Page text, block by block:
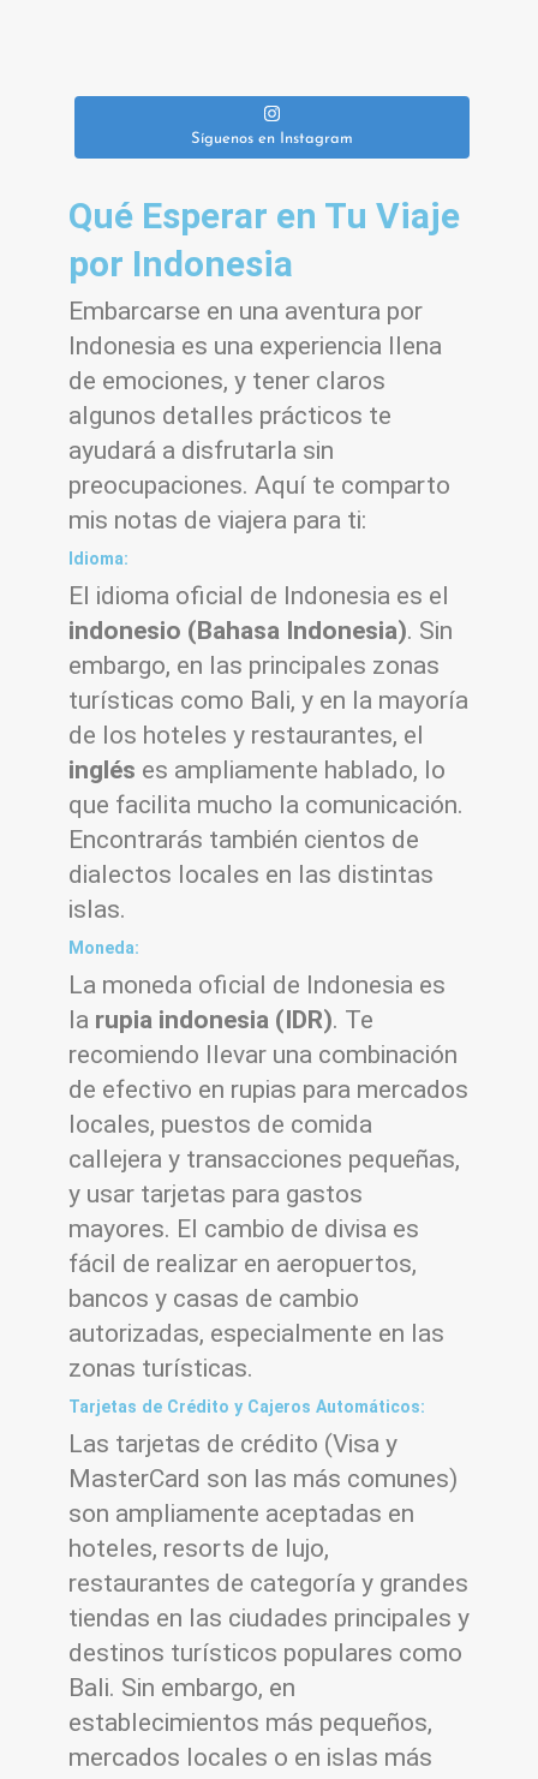
Síguenos en Instagram
Qué Esperar en Tu Viaje
por Indonesia
Embarcarse en una aventura por
Indonesia es una experiencia llena
de emociones, y tener claros
algunos detalles prácticos te
ayudará a disfrutarla sin
preocupaciones. Aquí te comparto
mis notas de viajera para ti:
Idioma:
El idioma oficial de Indonesia es el
indonesio (Bahasa Indonesia). Sin
embargo, en las principales zonas
turísticas como Bali, y en la mayoría
de los hoteles y restaurantes, el
inglés es ampliamente hablado, lo
que facilita mucho la comunicación.
Encontrarás también cientos de
dialectos locales en las distintas
islas.
Moneda:
La moneda oficial de Indonesia es
la rupia indonesia (IDR). Te
recomiendo llevar una combinación
de efectivo en rupias para mercados
locales, puestos de comida
callejera y transacciones pequeñas,
y usar tarjetas para gastos
mayores. El cambio de divisa es
fácil de realizar en aeropuertos,
bancos y casas de cambio
autorizadas, especialmente en las
zonas turísticas.
Tarjetas de Crédito y Cajeros Automáticos:
Las tarjetas de crédito (Visa y
MasterCard son las más comunes)
son ampliamente aceptadas en
hoteles, resorts de lujo,
restaurantes de categoría y grandes
tiendas en las ciudades principales y
destinos turísticos populares como
Bali. Sin embargo, en
establecimientos más pequeños,
mercados locales o en islas más